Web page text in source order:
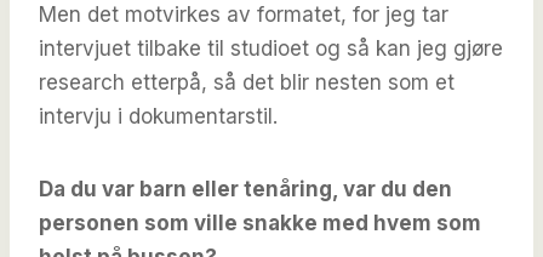
Men det motvirkes av formatet, for jeg tar
intervjuet tilbake til studioet og så kan jeg gjøre
research etterpå, så det blir nesten som et
intervju i dokumentarstil.
Da du var barn eller tenåring, var du den
personen som ville snakke med hvem som